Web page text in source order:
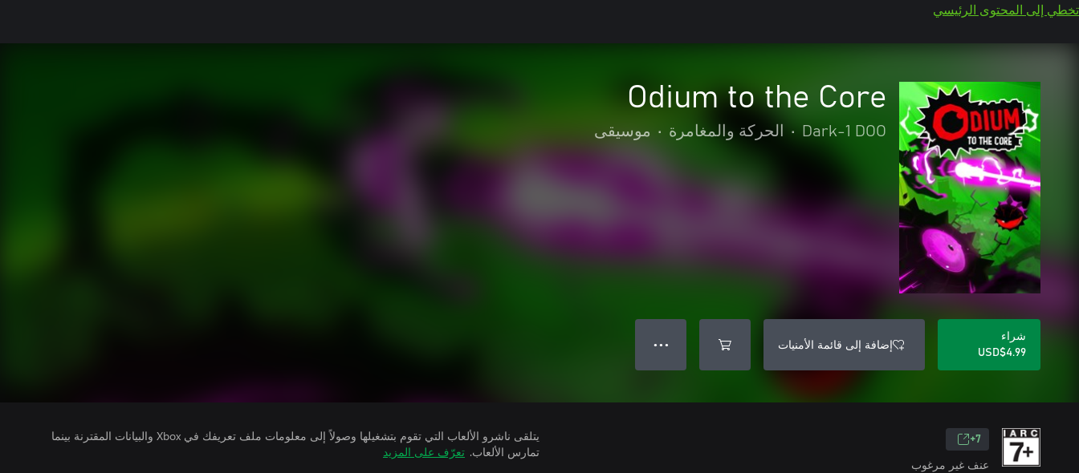
تخطي إلى المحتوى الرئيسي
Odium to the Core
Dark-1 DOO
• الحركة والمغامرة • موسيقى
شراء
USD$4.99
إضافة إلى قائمة الأمنيات ● ● ●
7+
عنف غير مرغوب
يتلقى ناشرو الألعاب التي تقوم بتشغيلها وصولاً إلى معلومات ملف تعريفك في Xbox والبيانات المقترنة بينما
تمارس الألعاب. تعرّف على المزيد